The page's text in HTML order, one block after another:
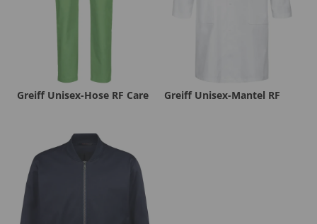
Greiff Unisex-Hose RF Care Greiff Unisex-Mantel RF